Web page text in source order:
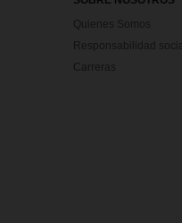
Quienes Somos
Responsabilidad social
Carreras